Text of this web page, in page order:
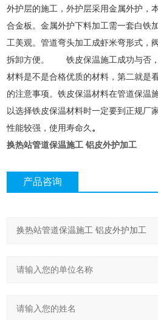
外护层的施工，外护层采用金属外护，
合金板。金属外护下料加工需一套白铁
工美观。管道弯头加工成虾米弯形式，
拆卸方便。 铁皮保温施工成功与否，
材料是不是合格优质的材料，第二就是
的注意事项。铁皮保温材料在管道保温
以选择铁皮保温材料时一定要到正规厂
性能较强，使用寿命久 。
换热站管道保温施工 铝皮外护加工
产品咨询